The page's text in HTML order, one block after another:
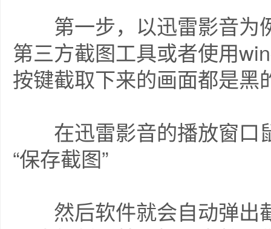
第一步，以迅雷影音为
第三方截图工具或者使用
按键截取下来的画面都是
在迅雷影音的播放窗口
“保存截图”
然后软件就会自动弹出